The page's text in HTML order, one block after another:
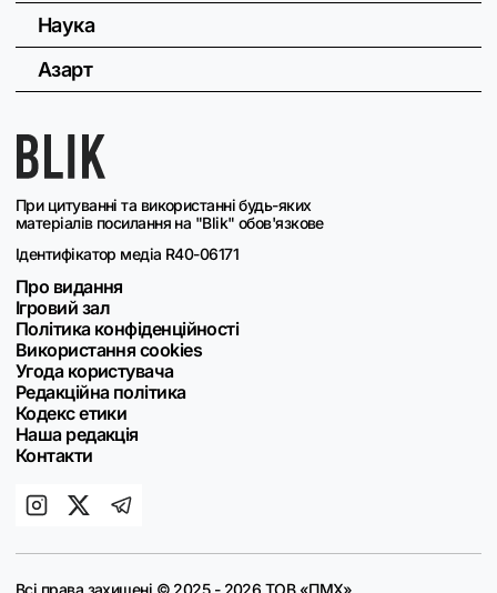
При цитуванні та використанні будь-яких
матеріалів посилання на "Blik" обов'язкове
Ідентифікатор медіа R40-06171
Про видання
Ігровий зал
Політика конфіденційності
Використання cookies
Угода користувача
Редакційна політика
Кодекс етики
Наша редакція
Контакти
Наука
Азарт
Всі права захищені © 2025 - 2026 ТОВ «ПМХ»